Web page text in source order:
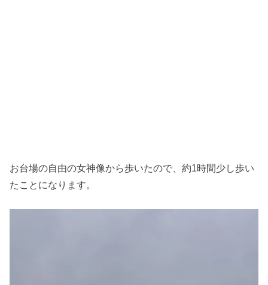
お台場の自由の女神像から歩いたので、約1時間少し歩い
たことになります。